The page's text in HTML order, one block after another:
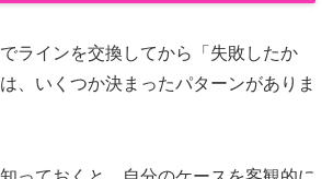
ラインを交換してから「失敗したか
、いくつか決まったパターンがありま